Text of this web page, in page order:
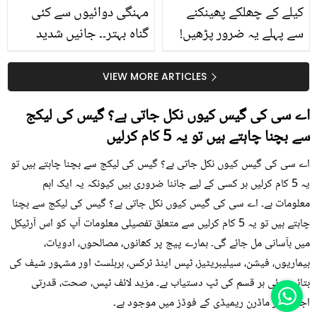
مہنگی دوائیوں سے کئی
گناہ بہتر۔۔ جانیں شدید
کیوں کھانا چاہیے؟
کیلے کے چھلکے پھینکنے
سے پہلے یہ ضرور پڑھیں!
سستا اور قدرتی حلVIEW MORE ARTICLES
اے سی کی گیس کیوں نکل جاتی ہے؟ گیس کی لیکج
سے بچنا چاہتے ہیں تو یہ 5 کام کرلیں
اے سی کی گیس کیوں نکل جاتی ہے؟ گیس کی لیکج سے بچنا چاہتے ہیں تو
یہ 5 کام کرلیں ہر کسی کے لیے جاننا ضروری ہیں کیونکہ یہ ایک اہم
معلومات ہے۔ اے سی کی گیس کیوں نکل جاتی ہے؟ گیس کی لیکج سے بچنا
چاہتے ہیں تو یہ 5 کام کرلیں سے متعلق تفصیلی معلومات آپ کو اس آرٹیکل
میں بآسانی مل جائے گی۔ ہمارے پیج پر کھانوں، مصالحوں، ادویات،
بیماریوں، فیشن، سیلیبریٹیز، ٹپس اینڈ ٹرکس، ہربلسٹ اور مشہور شیف کی
بتائی ہوئی ہر قسم کی ٹپ دستیاب ہے۔ مزید لائف ٹپس، صحت، قدرتی
اجزاء اور ماڈرن ریمیڈی کے فوڈز میں موجود ہے۔